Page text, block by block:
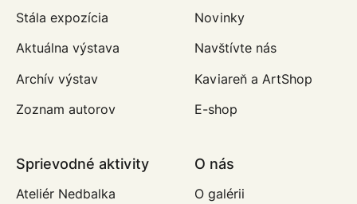
Stála expozícia
Aktuálna výstava
Archív výstav
Zoznam autorov
Novinky
Navštívte nás
Kaviareň a ArtShop
E-shop
Sprievodné aktivity
Ateliér Nedbalka
O nás
O galérii